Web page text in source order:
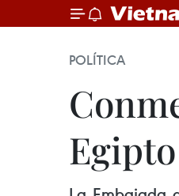
POLÍTICA
Egipto